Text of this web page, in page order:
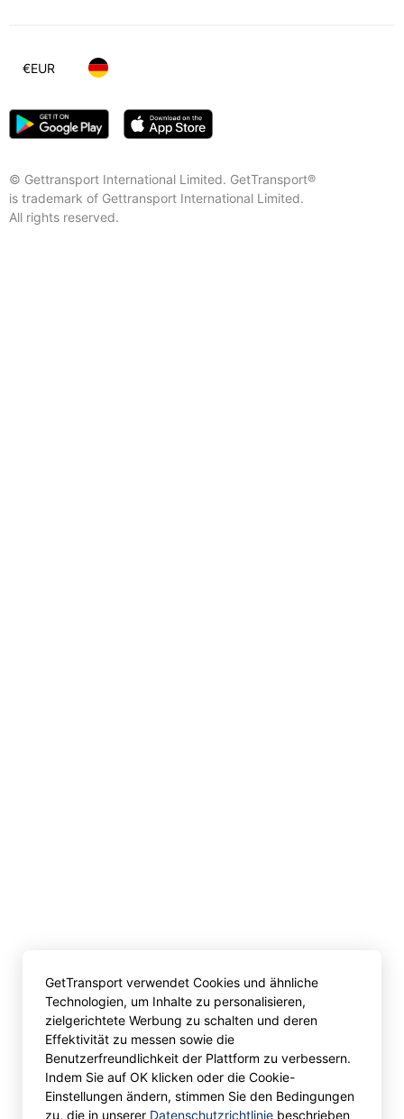
© Gettransport International Limited. GetTransport®
is trademark of Gettransport International Limited.
All rights reserved.
€EUR
GetTransport verwendet Cookies und ähnliche
Technologien, um Inhalte zu personalisieren,
zielgerichtete Werbung zu schalten und deren
Effektivität zu messen sowie die
Benutzerfreundlichkeit der Plattform zu verbessern.
Indem Sie auf OK klicken oder die Cookie-
Einstellungen ändern, stimmen Sie den Bedingungen
zu, die in unserer Datenschutzrichtlinie beschrieben